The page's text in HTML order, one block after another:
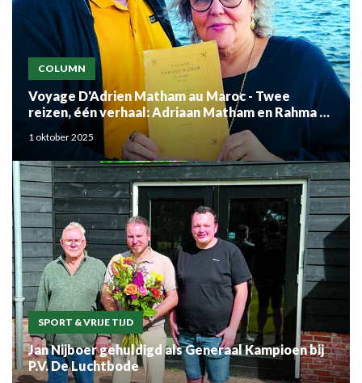
COLUMN
Voyage D'Adrien Matham au Maroc - Twee
reizen, één verhaal: Adriaan Matham en Rahma el
Mouden
1 oktober 2025
SPORT & VRIJE TIJD
Jan Nijboer gehuldigd als Generaal Kampioen bij
P.V. De Luchtbode